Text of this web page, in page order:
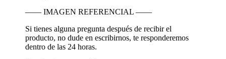
—— IMAGEN REFERENCIAL ——
Si tienes alguna pregunta después de recibir el
producto, no dude en escribirnos, te responderemos
dentro de las 24 horas.